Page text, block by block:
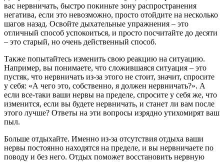
вас нервничать, быстро покиньте зону распространения
негатива, если это невозможно, просто отойдите на несколько
шагов назад. Освойте дыхательные упражнения – это
отличный способ успокоиться, и просто посчитайте до десяти
– это старый, но очень действенный способ.
Также попытайтесь изменить свою реакцию на ситуацию.
Например, вы понимаете, что сложившаяся ситуация – это
пустяк, что нервничать из-за этого не стоит, значит, спросите
у себя: «А чего это, собственно, я должен нервничать?». А
если все-таки ваши нервы на пределе, спросите у себя же, что
изменится, если вы будете нервничать, и станет ли вам после
этого лучше? Ответы на эти вопросы изрядно утихомирят ваш
пыл.
Больше отдыхайте. Именно из-за отсутствия отдыха ваши
нервы постоянно находятся на пределе, и вы нервничаете по
поводу и без него. Отдых поможет восстановить нервную